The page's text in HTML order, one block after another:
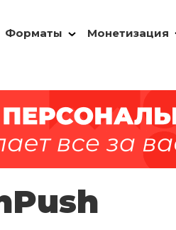
Форматы Монетизация